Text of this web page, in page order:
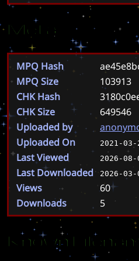
Meta
MPQ Hash
MPQ Size
103913
CHK Hash
CHK Size
649546
Uploaded by
Uploaded On
2021-
Last Viewed 2026-
Last Downloaded 2026-
Views
60
Downloads
5
Known